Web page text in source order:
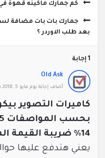
كم جمارك ماكينه قهوة
جمارك بات بات مضافة
بعد طلب الاوردر ؟
‫1 إجابة
Old Ask
‫أضاف ‫‫إجابة يوم مايو 5, 2018 في 10:10 pm
كاميرات التصوير
14% ضريبة القيمة المضافة